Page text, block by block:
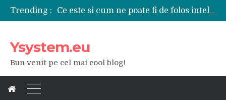
Trending :
Tipuri de polizoare de care este nevoie intr-un atelier
Utilizarea diferitelor jucarii sexuale in viata de cuplu
Modul in care a evoluat tehnologia in ultimul secol
Ysystem.eu
Bun venit pe cel mai cool blog!